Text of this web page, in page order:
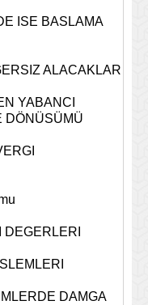
ISE BASLAMA
ALACAKLAR
YABANCI
DÖNÜSÜMÜ
DAMGA